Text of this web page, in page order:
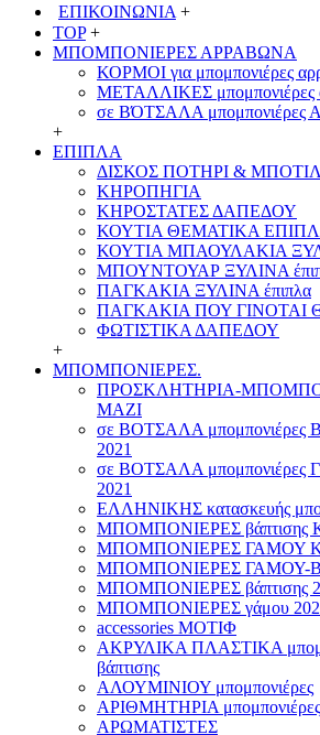
ΕΠΙΚΟΙΝΩΝΙΑ +
TOP +
ΜΠΟΜΠΟΝΙΕΡΕΣ ΑΡΡΑΒΩΝΑ
ΚΟΡΜΟΙ για μπομπονιέρες
ΜΕΤΑΛΛΙΚΕΣ μπομπονιέρες
σε ΒΌΤΣΑΛΑ μπομπονιέρες
+
ΕΠΙΠΛΑ
ΔΙΣΚΟΣ ΠΟΤΗΡΙ &
ΚΗΡΟΠΗΓΙΑ
ΚΗΡΟΣΤΑΤΕΣ ΔΑΠΕΔΟΥ
ΚΟΥΤΙΑ ΘΕΜΑΤΙΚΑ
ΚΟΥΤΙΑ ΜΠΑΟΥΛΑΚΙΑ
ΜΠΟΥΝΤΟΥΑΡ ΞΥΛΙΝΑ
ΠΑΓΚΑΚΙΑ ΞΥΛΙΝΑ έπιπλα
ΠΑΓΚΑΚΙΑ ΠΟΥ ΓΙΝΟΤΑΙ
ΦΩΤΙΣΤΙΚΑ ΔΑΠΕΔΟΥ
+
ΜΠΟΜΠΟΝΙΕΡΕΣ.
ΠΡΟΣΚΛΗΤΗΡΙΑ-
ΜΑΖΙ
σε ΒΟΤΣΑΛΑ μπομπονιέρες
2021
σε ΒΟΤΣΑΛΑ μπομπονιέρες
2021
ΕΛΛΗΝΙΚΗΣ κατασκευής
ΜΠΟΜΠΟΝΙΕΡΕΣ βάπτισης
ΜΠΟΜΠΟΝΙΕΡΕΣ ΓΑΜΟΥ
ΜΠΟΜΠΟΝΙΕΡΕΣ ΓΑΜΟΥ-
ΜΠΟΜΠΟΝΙΕΡΕΣ βάπτισης
ΜΠΟΜΠΟΝΙΕΡΕΣ γάμου
accessories ΜΟΤΙΦ
ΑΚΡΥΛΙΚΑ ΠΛΑΣΤΙΚΑ
βάπτισης
ΑΛΟΥΜΙΝΙΟΥ μπομπονιέρες
ΑΡΙΘΜΗΤΗΡΙΑ μπομπονιέρες
ΑΡΩΜΑΤΙΣΤΕΣ